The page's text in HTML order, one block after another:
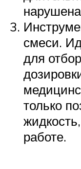
смеси.
для
только
работе.